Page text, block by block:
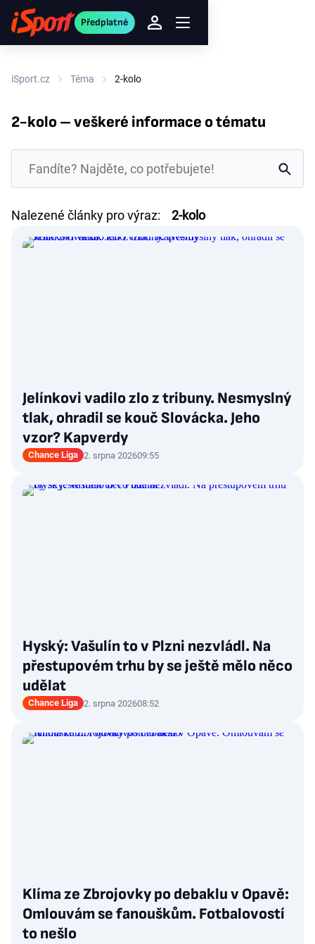
Předplatné
iSport.cz Téma 2-kolo
2-kolo – veškeré informace o tématu
Nalezené články pro výraz: 2-kolo
Jelínkovi vadilo zlo z tribuny. Nesmyslný
tlak, ohradil se kouč Slovácka. Jeho
vzor? Kapverdy
Chance Liga 2. srpna 202609:55
Hyský: Vašulín to v Plzni nezvládl. Na
přestupovém trhu by se ještě mělo něco
udělat
Chance Liga 2. srpna 202608:52
Klíma ze Zbrojovky po debaklu v Opavě:
Omlouvám se fanouškům. Fotbalovostí
to nešlo